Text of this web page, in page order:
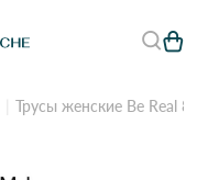
Трусы женские Be Real